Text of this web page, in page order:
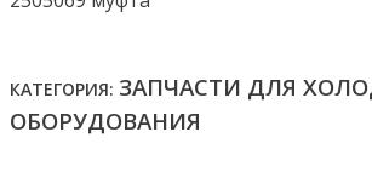
КАТЕГОРИЯ: ЗАПЧАСТИ ДЛЯ
ОБОРУДОВАНИЯ